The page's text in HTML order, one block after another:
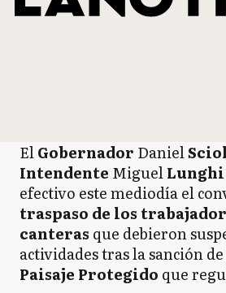
ElGobernador Daniel
Intendente MiguelLunghi
efectivo este mediodía el
traspaso de los
canteras que debieron
actividades tras la sanción
Paisaje Protegido que